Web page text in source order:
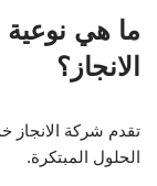
ما هي
الانجاز؟
تقدم شركة الانجاز
الحلول المبتكرة.